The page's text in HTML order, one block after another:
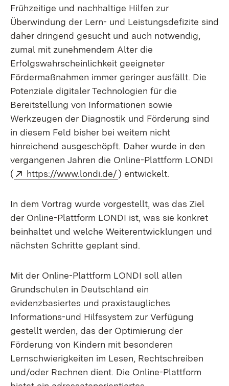
Frühzeitige und nachhaltige Hilfen zur
Überwindung der Lern- und Leistungsdefizite sind
daher dringend gesucht und auch notwendig,
zumal mit zunehmendem Alter die
Erfolgswahrscheinlichkeit geeigneter
Fördermaßnahmen immer geringer ausfällt. Die
Potenziale digitaler Technologien für die
Bereitstellung von Informationen sowie
Werkzeugen der Diagnostik und Förderung sind
in diesem Feld bisher bei weitem nicht
hinreichend ausgeschöpft. Daher wurde in den
vergangenen Jahren die Online-Plattform LONDI
(
Extern:
https://www.londi.de/(Öffnet in neuem Fenster)
) entwickelt.
In dem Vortrag wurde vorgestellt, was das Ziel
der Online-Plattform LONDI ist, was sie konkret
beinhaltet und welche Weiterentwicklungen und
nächsten Schritte geplant sind.
Mit der Online-Plattform LONDI soll allen
Grundschulen in Deutschland ein
evidenzbasiertes und praxistaugliches
Informations-und Hilfssystem zur Verfügung
gestellt werden, das der Optimierung der
Förderung von Kindern mit besonderen
Lernschwierigkeiten im Lesen, Rechtschreiben
und/oder Rechnen dient. Die Online-Plattform